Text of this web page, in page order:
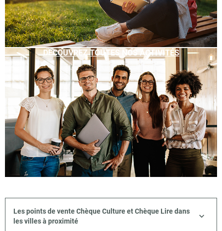
DÉCOUVREZ TOUTES NOS ACTIVITÉS
Les points de vente Chèque Culture et Chèque Lire dans
les villes à proximité